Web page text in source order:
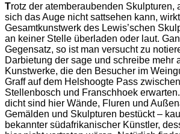
Trotz der atemberaubenden Skulpturen,
sich das Auge nicht sattsehen kann,
Gesamtkunstwerk des Lewis’schen
an keiner Stelle überladen oder laut.
Gegensatz, so ist man versucht zu
Darbietung der sage und schreibe mehr
Kunstwerke, die den Besucher im
Graff auf dem Helshoogte Pass zwischen
Stellenbosch und Franschhoek
dicht sind hier Wände, Fluren und
Gemälden und Skulpturen bestückt –
bekannter südafrikanischer Künstler,